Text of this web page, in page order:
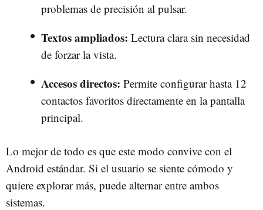
problemas de precisión al pulsar.
Textos ampliados: Lectura clara sin necesidad
de forzar la vista.
Accesos directos: Permite configurar hasta 12
contactos favoritos directamente en la pantalla
principal.
Lo mejor de todo es que este modo convive con el
Android estándar. Si el usuario se siente cómodo y
quiere explorar más, puede alternar entre ambos
sistemas.